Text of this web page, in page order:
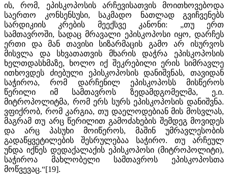
ის, რომ, ეპისკოპოსის არჩევისათვის მოითხოვებოდა
საერთო კონსენსუსი, საკმადო ნათლად გვიჩვენებს
სარდიკიის კრების მეექსვე კანონი: „თუ ერთ
სამთავროში, სადაც მრავალი ეპისკოპოსი იყო, დარჩეს
ერთი და მან თავისი სიზარმაცის გამო არ ისურვოს
მისვლა და სხვათათვის მხარის დაჭრა ეპისკოპოსის
ხელთდასხმაზე, ხოლო იქ შეკრებილი ერის სიმრავლე
ითხოვდეს ძიებული ეპისკოპოსის დანიშვნას, თავიდან
საჭიროა, რომ დარჩენილ ეპისკოპოსს მისწეროს
წერილი იმ სამთავროს ზედამდგომელმა, ე.ი.
მიტროპოლიტმა, რომ ერს სურს ეპისკოპოსის დანიშვნა.
ვფიქრობ, რომ კარგია, თუ დაელოდებიან მის მოსვლას,
მაგრამ თუ არც წერილით გამოძახების შემდეგ მოვიდეს
და არც პასუხი მოიწეროს, მაშინ უმრავლესობის
გადაწყვეტილების შესრულებაა საჭირო. თუ არჩეულ
უნდა იქნეს დედაქალაქის ეპისკოპოსი (მიტროპოლიტი),
საჭიროა მახლობელი სამთავროს ეპისკოპოსთა
მოწვევაც.“[19].